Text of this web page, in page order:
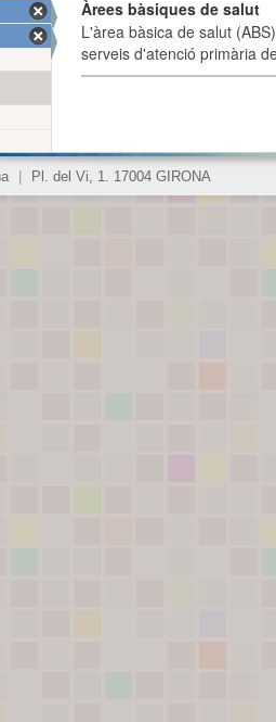
Àrees bàsiques de salut
L'àrea bàsica de salut
serveis d'atenció primària
Pl. del Vi, 1. 17004 GIRONA